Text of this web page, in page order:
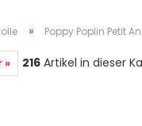
» Poppy Poplin Petit
» 216 Artikel in dieser